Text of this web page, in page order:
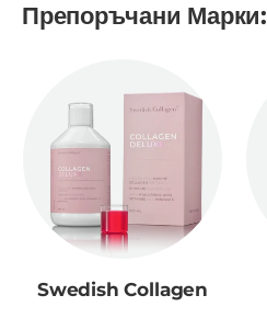
Препоръчани Марки:
Swedish Collagen